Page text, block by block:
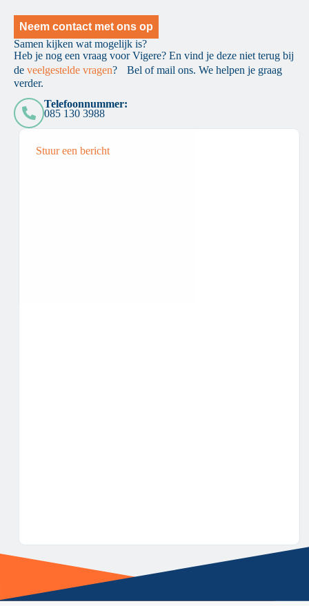
Neem contact met ons op
Samen kijken wat mogelijk is?
Heb je nog een vraag voor Vigere? En vind je deze niet terug bij
de veelgestelde vragen? Bel of mail ons. We helpen je graag
verder.
Telefoonnummer:
085 130 3988
Stuur een bericht